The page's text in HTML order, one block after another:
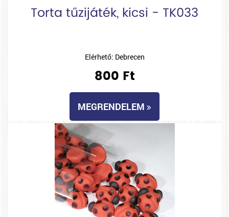
Torta tűzijáték, kicsi - TK033
Elérhető: Debrecen
800 Ft
MEGRENDELEM